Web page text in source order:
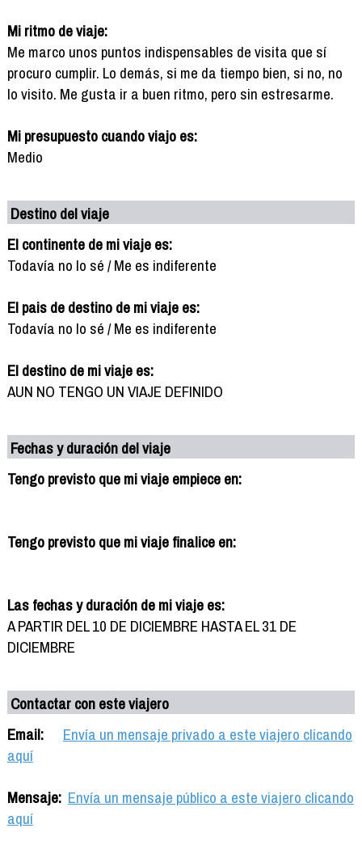
Mi ritmo de viaje:
Me marco unos puntos indispensables de visita que sí
procuro cumplir. Lo demás, si me da tiempo bien, si no, no
lo visito. Me gusta ir a buen ritmo, pero sin estresarme.
Mi presupuesto cuando viajo es:
Medio
Destino del viaje
El continente de mi viaje es:
Todavía no lo sé / Me es indiferente
El pais de destino de mi viaje es:
Todavía no lo sé / Me es indiferente
El destino de mi viaje es:
AUN NO TENGO UN VIAJE DEFINIDO
Fechas y duración del viaje
Tengo previsto que mi viaje empiece en:
Tengo previsto que mi viaje finalice en:
Las fechas y duración de mi viaje es:
A PARTIR DEL 10 DE DICIEMBRE HASTA EL 31 DE
DICIEMBRE
Contactar con este viajero
Email:
Envía un mensaje privado a este viajero clicando
aquí
Mensaje: Envía un mensaje público a este viajero clicando
aquí